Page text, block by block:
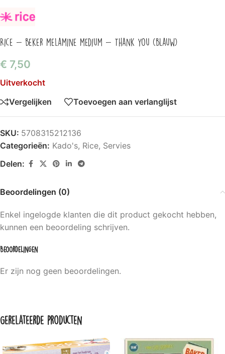
Rice – beker melamine medium – Thank you (blauw)
€ 7,50
Uitverkocht
Vergelijken
Toevoegen aan verlanglijst
SKU: 5708315212136
Categorieën: Kado's, Rice, Servies
Delen:
Beoordelingen (0)
Beoordelingen
Er zijn nog geen beoordelingen.
Enkel ingelogde klanten die dit product gekocht hebben,
kunnen een beoordeling schrijven.
Gerelateerde producten